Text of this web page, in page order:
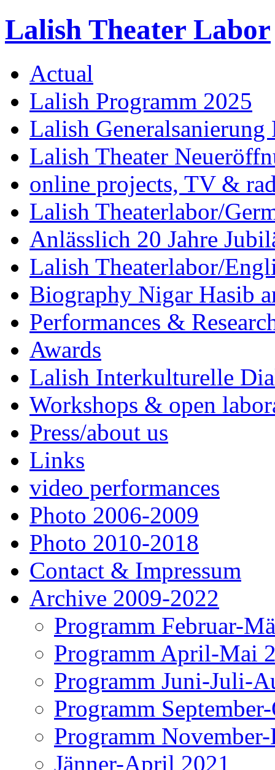
Lalish Theater Labor
Actual
Lalish Programm 2025
Lalish
Lalish Theater
online projects, TV &
Lalish Theaterlabor/
Anlässlich 20 Jahre
Lalish Theaterlabor/
Biography Nigar Hasib
Performances &
Awards
Lalish Interkulturelle
Workshops & open
Press/about us
Links
video performances
Photo 2006-2009
Photo 2010-2018
Contact & Impressum
Archive 2009-2022
Programm Februar-
Programm April-Mai
Programm Juni-Juli-
Programm
Programm
Jänner-April 2021